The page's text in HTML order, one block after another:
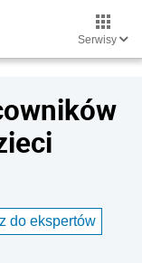
Serwisy
do ekspertów